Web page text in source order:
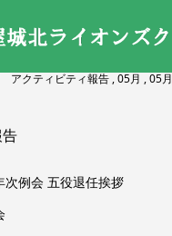
アクティビティ報告 ,05月 ,05月
例会 五役退任挨拶